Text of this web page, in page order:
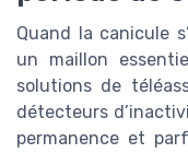
Quand la canicule
un maillon
solutions de
détecteurs
permanence et